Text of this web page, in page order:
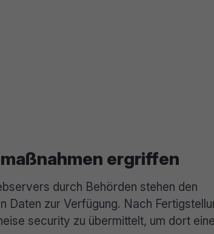
ergriffen
durch Behörden stehen den
Daten zur Verfügung. Nach
security zu übermittelt, um dort